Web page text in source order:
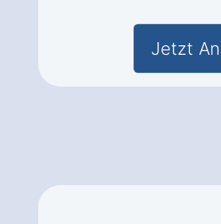
Jetzt